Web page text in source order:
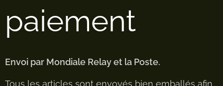
paiement
Envoi par Mondiale Relay et la Poste.
Tous les articles sont envoyés bien emballés afin